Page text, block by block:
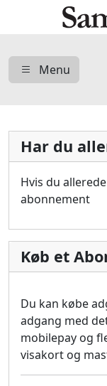
Menu
Har du
Hvis du
abonnement
Køb et
Du kan købe
adgang med
mobilepay og
visakort og